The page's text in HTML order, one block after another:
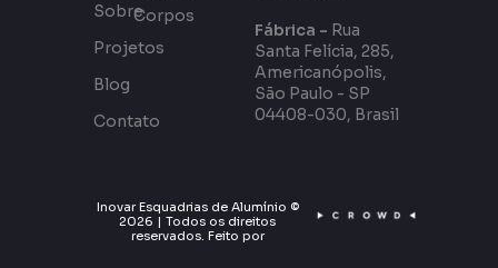
Sobre
Projetos
Blog
Contato
Corpos
Fábrica - Rua
Santa Felícia, 285,
Americanópolis,
São Paulo - SP
04408-030, Brasil
Inovar Esquadrias de Alumínio ©
2026 | Todos os direitos
reservados. Feito por